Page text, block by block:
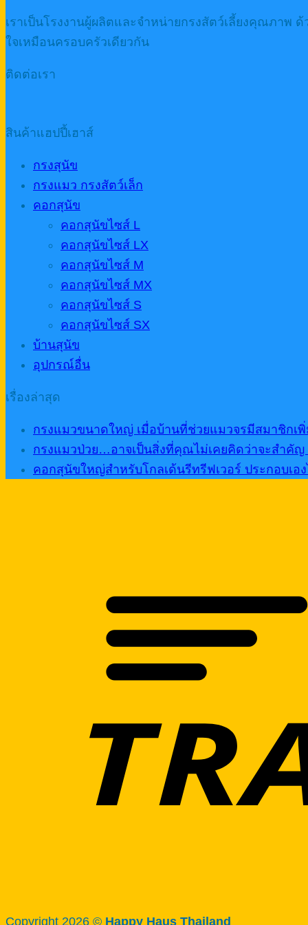
เราเป็นโรงงานผู้ผลิตและจำหน่ายกรงสัตว์เลี้ยงคุณภาพ
ใจเหมือนครอบครัวเดียวกัน
ติดต่อเรา
สินค้าแฮปปี้เฮาส์
กรงสุนัข
กรงแมว กรงสัตว์เล็ก
คอกสุนัข
คอกสุนัขไซส์ L
คอกสุนัขไซส์ LX
คอกสุนัขไซส์ M
คอกสุนัขไซส์ MX
คอกสุนัขไซส์ S
คอกสุนัขไซส์ SX
บ้านสุนัข
อุปกรณ์อื่น
เรื่องล่าสุด
กรงแมวขนาดใหญ่ เมื่อบ้านที่ช่วยแมวจรมีสมาชิกเพิ่
กรงแมวป่วย…อาจเป็นสิ่งที่คุณไม่เคยคิดว่าจะสำคั
คอกสุนัขใหญ่สำหรับโกลเด้นรีทรีฟเวอร์ ประกอบเอ
Copyright 2026 © Happy Haus Thailand